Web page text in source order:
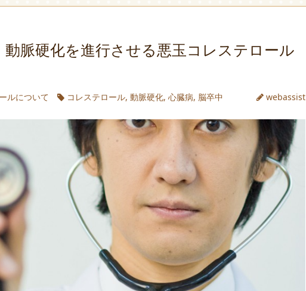
動脈硬化を進行させる悪玉コレステロール
ルについて コレステロール,動脈硬化,心臓病, 脳卒中 webassist